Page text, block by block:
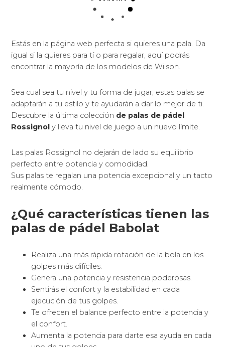
Estás en la página web perfecta si quieres una pala. Da
igual si la quieres para tí o para regalar, aquí podrás
encontrar la mayoría de los modelos de Wilson.
Sea cual sea tu nivel y tu forma de jugar, estas palas se
adaptarán a tu estilo y te ayudarán a dar lo mejor de ti.
Descubre la última colección de palas de pádel
Rossignol y lleva tu nivel de juego a un nuevo límite.
Las palas Rossignol no dejarán de lado su equilibrio
perfecto entre potencia y comodidad.
Sus palas te regalan una potencia excepcional y un tacto
realmente cómodo.
¿Qué características tienen las
palas de pádel Babolat
Realiza una más rápida rotación de la bola en los
golpes más difíciles.
Genera una potencia y resistencia poderosas.
Sentirás el confort y la estabilidad en cada
ejecución de tus golpes.
Te ofrecen el balance perfecto entre la potencia y
el confort.
Aumenta la potencia para darte esa ayuda en cada